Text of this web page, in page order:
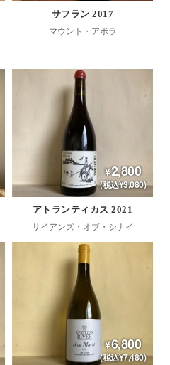
サフラン 2017
マウント・アボラ
2,800
(税込¥3,080)
アトランティカス 2021
サイアンズ・オブ・シナイ
6,800
(税込¥7,480)